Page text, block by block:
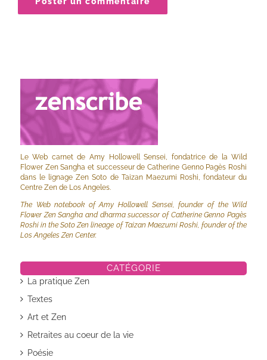
Le Web carnet de Amy Hollowell Sensei, fondatrice de la Wild
Flower Zen Sangha et successeur de Catherine Genno Pagès Roshi
dans le lignage Zen Soto de Taizan Maezumi Roshi, fondateur du
Centre Zen de Los Angeles.
The Web notebook of Amy Hollowell Sensei, founder of the Wild
Flower Zen Sangha and dharma successor of Catherine Genno Pagès
Roshi in the Soto Zen lineage of Taizan Maezumi Roshi, founder of the
Los Angeles Zen Center.
CATÉGORIE
La pratique Zen
Textes
Art et Zen
Retraites au coeur de la vie
Poésie